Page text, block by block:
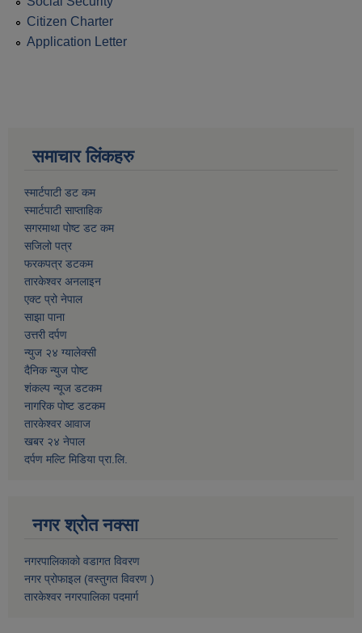
Citizen Charter
Application Letter
समाचार लिंकहरु
स्मार्टपाटी डट कम
स्मार्टपाटी साप्ताहिक
सगरमाथा पोष्ट डट कम
सजिलो पत्र
फरकपत्र डटकम
तारकेश्वर अनलाइन
एक्ट प्रो नेपाल
साझा पाना
उत्तरी दर्पण
न्युज २४ ग्यालेक्सी
दैनिक न्युज पोष्ट
शंकल्प न्यूज डटकम
नागरिक पोष्ट डटकम
तारकेश्वर आवाज
खबर २४ नेपाल
दर्पण मल्टि मिडिया प्रा.लि.
नगर श्रोत नक्सा
नगरपालिकाको वडागत विवरण
नगर प्रोफाइल (वस्तुगत विवरण )
तारकेश्वर नगरपालिका पदमार्ग